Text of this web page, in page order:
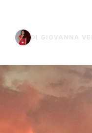
DI GIOVANNA